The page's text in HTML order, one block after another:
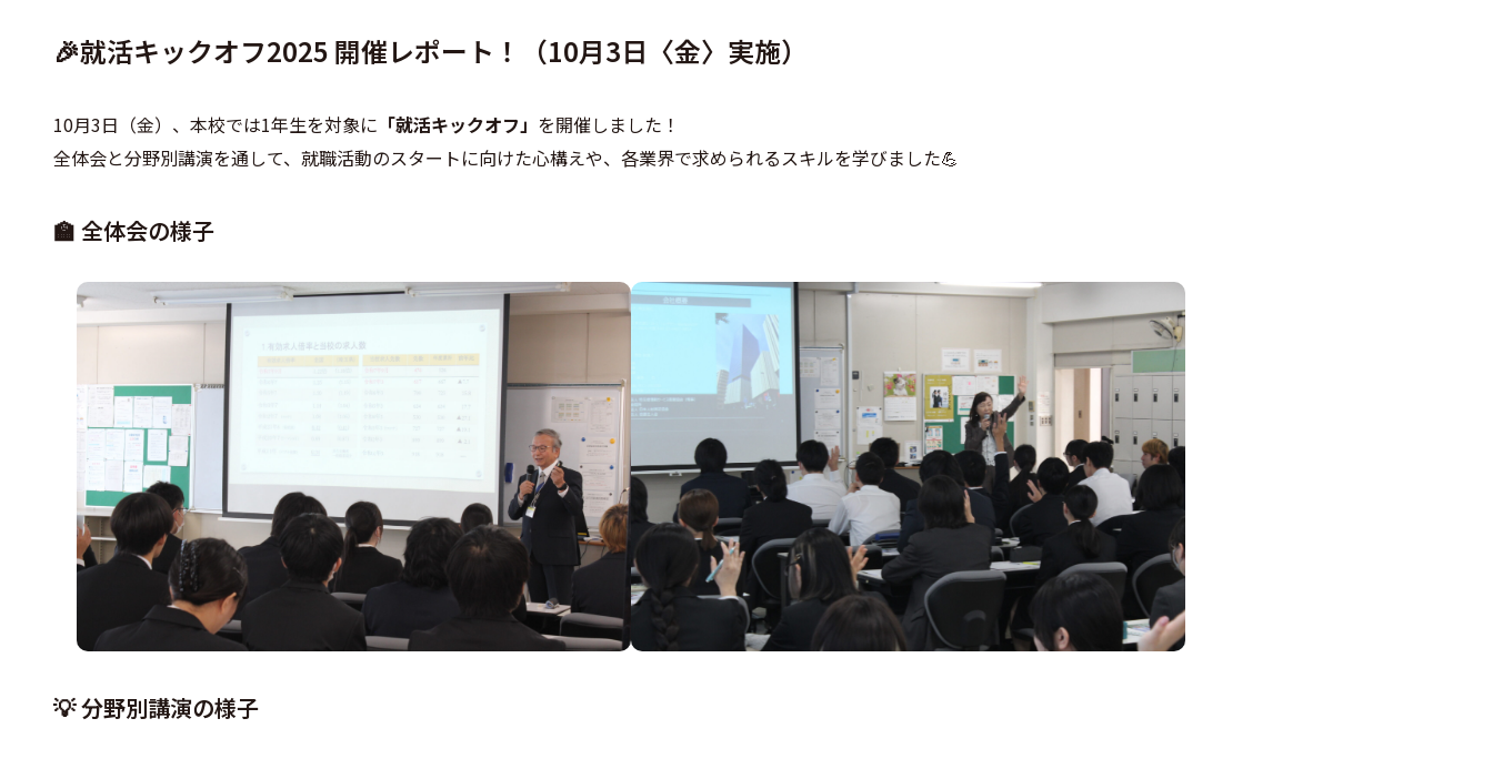
🎉就活キックオフ2025 開催レポート！（10月3日〈金〉実施）
10月3日（金）、本校では1年生を対象に 「就活キックオフ」 を開催しました！
全体会と分野別講演を通して、就職活動のスタートに向けた心構えや、各業界で求められるスキルを学びました💪
🏫 全体会の様子
💡 分野別講演の様子